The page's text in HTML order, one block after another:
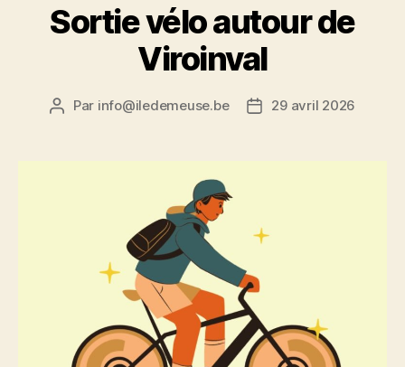
Sortie vélo autour de
Viroinval
Auteur
Par info@iledemeuse.be
Date29 avril 2026